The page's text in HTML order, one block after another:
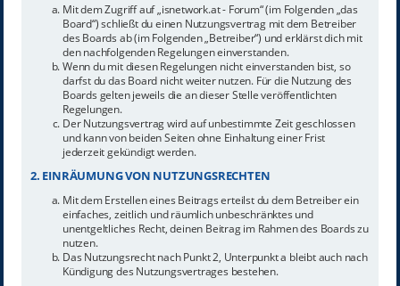
Mit dem Zugriff auf „isnetwork.at - Forum“ (im Folgenden „das
Board“) schließt du einen Nutzungsvertrag mit dem Betreiber
des Boards ab (im Folgenden „Betreiber“) und erklärst dich mit
den nachfolgenden Regelungen einverstanden.
Wenn du mit diesen Regelungen nicht einverstanden bist, so
darfst du das Board nicht weiter nutzen. Für die Nutzung des
Boards gelten jeweils die an dieser Stelle veröffentlichten
Regelungen.
Der Nutzungsvertrag wird auf unbestimmte Zeit geschlossen
und kann von beiden Seiten ohne Einhaltung einer Frist
jederzeit gekündigt werden.
2. EINRÄUMUNG VON NUTZUNGSRECHTEN
Mit dem Erstellen eines Beitrags erteilst du dem Betreiber ein
einfaches, zeitlich und räumlich unbeschränktes und
unentgeltliches Recht, deinen Beitrag im Rahmen des Boards zu
nutzen.
Das Nutzungsrecht nach Punkt 2, Unterpunkt a bleibt auch nach
Kündigung des Nutzungsvertrages bestehen.